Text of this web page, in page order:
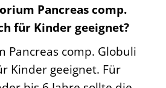
Pancreas comp.
für Kinder geeignet?
Pancreas comp. Globuli
Kinder geeignet. Für